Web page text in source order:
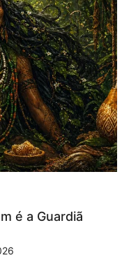
é a Guardiã